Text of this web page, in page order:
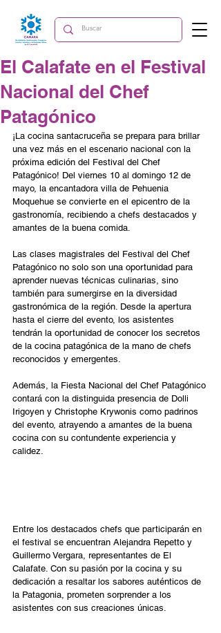
El Calafate en el Festival
Nacional del Chef
Patagónico
¡La cocina santacruceña se prepara para brillar
una vez más en el escenario nacional con la
próxima edición del Festival del Chef
Patagónico! Del viernes 10 al domingo 12 de
mayo, la encantadora villa de Pehuenia
Moquehue se convierte en el epicentro de la
gastronomía, recibiendo a chefs destacados y
amantes de la buena comida.
Las clases magistrales del Festival del Chef
Patagónico no solo son una oportunidad para
aprender nuevas técnicas culinarias, sino
también para sumergirse en la diversidad
gastronómica de la región. Desde la apertura
hasta el cierre del evento, los asistentes
tendrán la oportunidad de conocer los secretos
de la cocina patagónica de la mano de chefs
reconocidos y emergentes.
Además, la Fiesta Nacional del Chef Patagónico
contará con la distinguida presencia de Dolli
Irigoyen y Christophe Krywonis como padrinos
del evento, atrayendo a amantes de la buena
cocina con su contundente experiencia y
calidez.
Entre los destacados chefs que participarán en
el festival se encuentran Alejandra Repetto y
Guillermo Vergara, representantes de El
Calafate. Con su pasión por la cocina y su
dedicación a resaltar los sabores auténticos de
la Patagonia, prometen sorprender a los
asistentes con sus creaciones únicas.